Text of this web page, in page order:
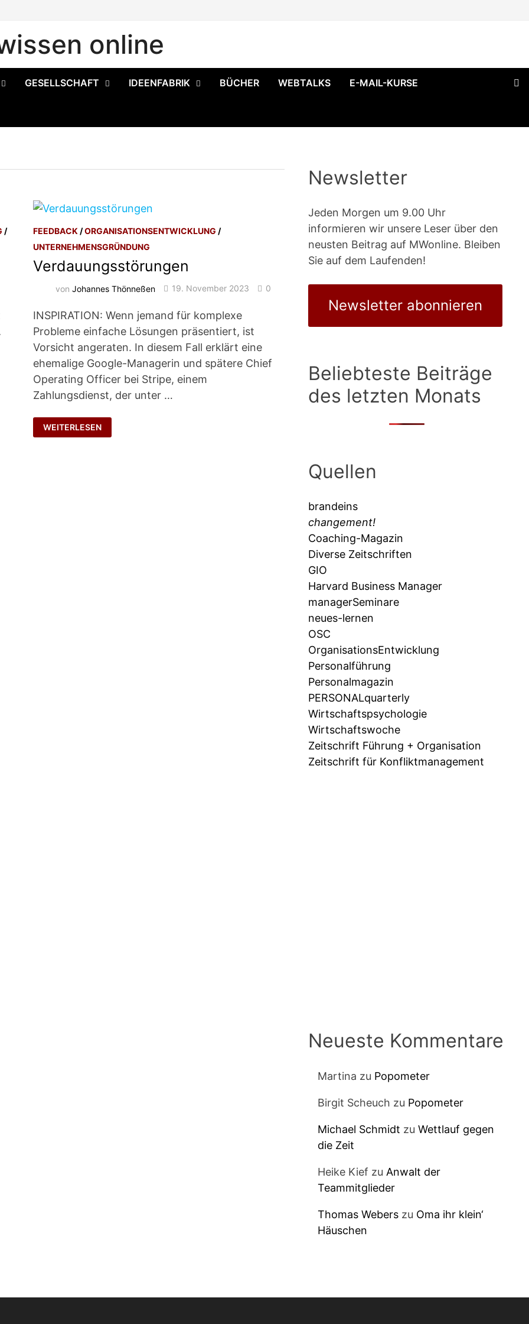
online
GESELLSCHAFT IDEENFABRIK BÜCHER WEBTALKS E-MAIL-KURSE
/
FEEDBACK /ORGANISATIONSENTWICKLUNG /
UNTERNEHMENSGRÜNDUNG
Verdauungsstörungen
vonJohannes Thönneßen 19. November 2023 0
INSPIRATION: Wenn jemand für komplexe
Probleme einfache Lösungen präsentiert, ist
Vorsicht angeraten. In diesem Fall erklärt eine
ehemalige Google-Managerin und spätere Chief
Operating Officer bei Stripe, einem
Zahlungsdienst, der unter …
VERDAUUNGSSTÖRUNGEN
WEITERLESEN
Newsletter
Jeden Morgen um 9.00 Uhr
informieren wir unsere Leser über den
neusten Beitrag auf MWonline. Bleiben
Sie auf dem Laufenden!
Newsletter abonnieren
Beliebteste Beiträge
des letzten Monats
Quellen
brandeins
changement!
Coaching-Magazin
Diverse Zeitschriften
GIO
Harvard Business Manager
managerSeminare
neues-lernen
OSC
OrganisationsEntwicklung
Personalführung
Personalmagazin
PERSONALquarterly
Wirtschaftspsychologie
Wirtschaftswoche
Zeitschrift Führung + Organisation
Zeitschrift für Konfliktmanagement
Neueste Kommentare
Martina zu Popometer
Birgit Scheuch zu Popometer
Michael Schmidt zu Wettlauf gegen
die Zeit
Heike Kief zu Anwalt der
Teammitglieder
Thomas Weberszu Oma ihr klein‘
Häuschen